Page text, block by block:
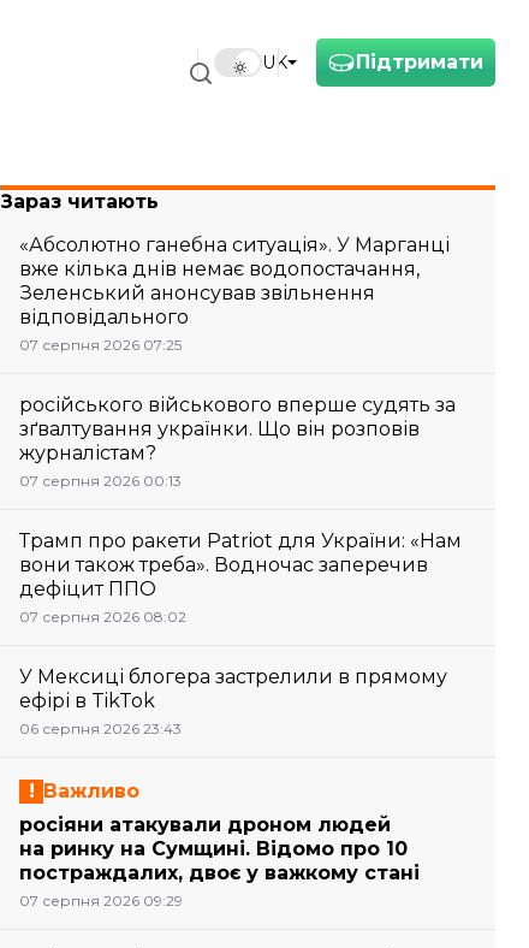
Підтримати
UK
Зараз читають
«Абсолютно ганебна ситуація». У Марганці
вже кілька днів немає водопостачання,
Зеленський анонсував звільнення
відповідального
07 серпня 2026 07:25
російського військового вперше судять за
зґвалтування українки. Що він розповів
журналістам?
07 серпня 2026 00:13
Трамп про ракети Patriot для України: «Нам
вони також треба». Водночас заперечив
дефіцит ППО
07 серпня 2026 08:02
У Мексиці блогера застрелили в прямому
ефірі в TikTok
06 серпня 2026 23:43
Важливо
росіяни атакували дроном людей
на ринку на Сумщині. Відомо про 10
постраждалих, двоє у важкому стані
07 серпня 2026 09:29